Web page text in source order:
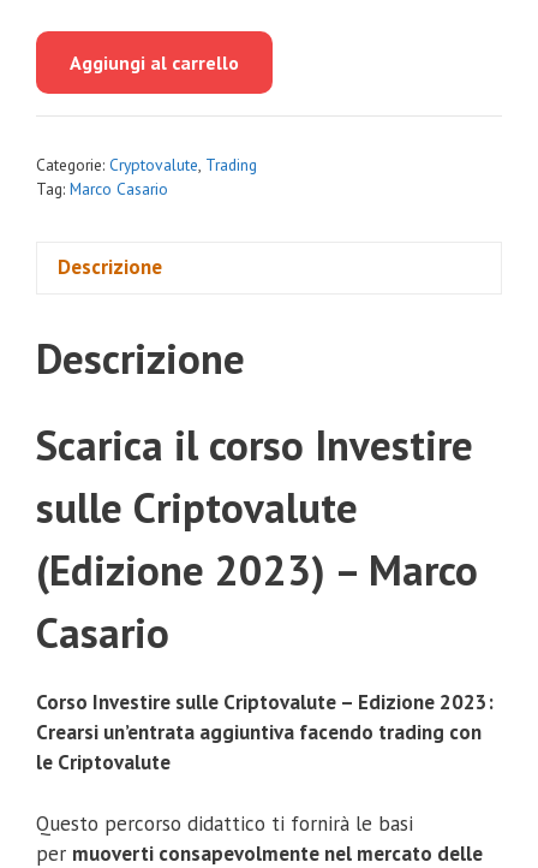
era:
è:
Aggiungi al carrello
Categorie: Cryptovalute Trading
Tag: Marco Casario
Descrizione
Descrizione
Scarica il corso Investire
sulle Criptovalute
(Edizione 2023) – Marco
Casario
Corso Investire sulle Criptovalute – Edizione 2023:
Crearsi un’entrata aggiuntiva facendo trading con
le Criptovalute
Questo percorso didattico ti fornirà le basi
per muoverti consapevolmente nel mercato delle